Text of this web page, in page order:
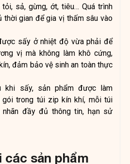
sả, gừng, ớt, tiêu… Quá trình
thời gian để gia vị thấm sâu vào
sấy ở nhiệt độ vừa phải để
vị mà không làm khô cứng,
đảm bảo vệ sinh an toàn thực
khi sấy, sản phẩm được làm
gói trong túi zip kín khí, mỗi túi
đầy đủ thông tin, hạn sử
các sản phẩm